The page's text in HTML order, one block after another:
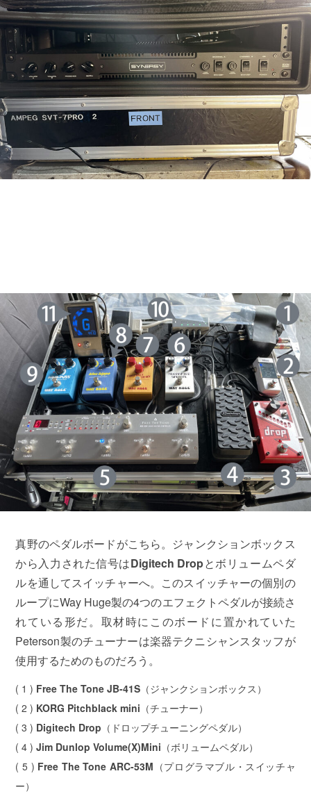
真野のペダルボードがこちら。ジャンクションボックス
から入力された信号はDigitech Dropとボリュームペダ
ルを通してスイッチャーへ。このスイッチャーの個別の
ループにWay Huge製の4つのエフェクトペダルが接続さ
れている形だ。取材時にこのボードに置かれていた
Peterson製のチューナーは楽器テクニシャンスタッフが
使用するためのものだろう。
( 1 ) Free The Tone JB-41S （ジャンクションボックス）
( 2 ) KORG Pitchblack mini （チューナー）
( 3 ) Digitech Drop （ドロップチューニングペダル）
( 4 )Jim Dunlop Volume(X)Mini （ボリュームペダル）
( 5 ) Free The Tone ARC-53M （プログラマブル・スイッチャ
ー）